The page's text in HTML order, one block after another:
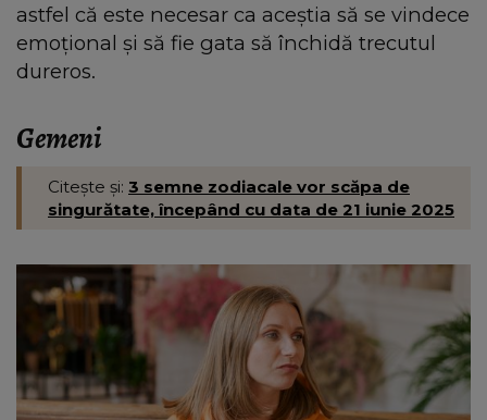
astfel că este necesar ca aceștia să se vindece
emoțional și să fie gata să închidă trecutul
dureros.
Gemeni
Citește și: 3 semne zodiacale vor scăpa de
singurătate, începând cu data de 21 iunie 2025